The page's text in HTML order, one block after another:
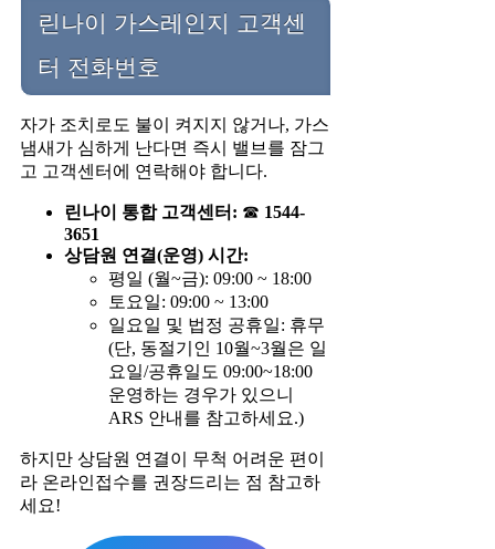
린나이 가스레인지 고객센
터 전화번호
자가 조치로도 불이 켜지지 않거나, 가스
냄새가 심하게 난다면 즉시 밸브를 잠그
고 고객센터에 연락해야 합니다.
린나이 통합 고객센터: ☎ 1544-
3651
상담원 연결(운영) 시간:
평일 (월~금): 09:00 ~ 18:00
토요일: 09:00 ~ 13:00
일요일 및 법정 공휴일: 휴무
(단, 동절기인 10월~3월은 일
요일/공휴일도 09:00~18:00
운영하는 경우가 있으니
ARS 안내를 참고하세요.)
하지만 상담원 연결이 무척 어려운 편이
라 온라인접수를 권장드리는 점 참고하
세요!